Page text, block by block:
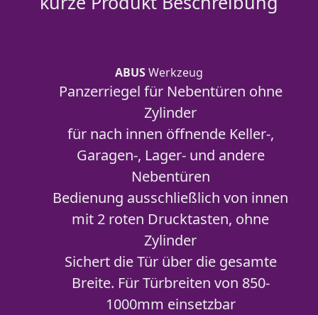
ABUSWerkzeug
Panzerriegel für Nebentüren ohne
Zylinder
für nach innen öffnende Keller-,
Garagen-, Lager- und andere
Nebentüren
Bedienung ausschließlich von innen
mit 2 roten Drucktasten, ohne
Zylinder
Sichert die Tür über die gesamte
Breite. Für Türbreiten von 850-
1000mm einsetzbar